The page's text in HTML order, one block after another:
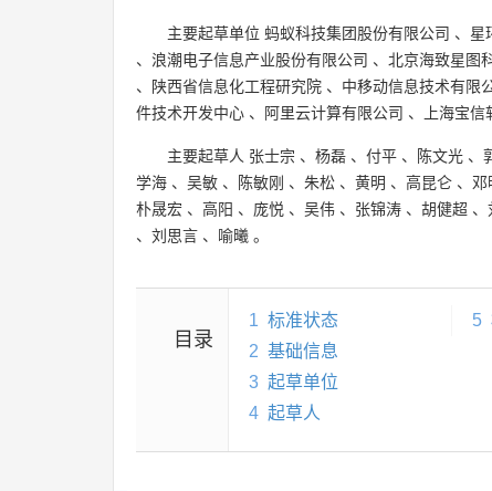
主要起草单位 蚂蚁科技集团股份有限公司 、 星
、 浪潮电子信息产业股份有限公司 、 北京海致星图
、
陕西省信息化工程研究院 、 中移动信息技术有限
件技术开发中心 、 阿里云计算有限公司 、 上海宝
主要起草人 张士宗 、 杨磊 、 付平 、 陈文光 、
学海 、 吴敏 、 陈敏刚 、 朱松 、 黄明 、 高昆仑 、 邓
朴晟宏 、 高阳 、 庞悦 、 吴伟 、 张锦涛 、 胡健超 、
、 刘思言 、 喻曦 。
目录
1 标准状态
2 基础信息
3 起草单位
4 起草人
5